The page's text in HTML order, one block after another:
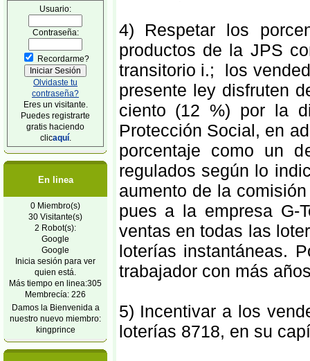
Usuario:
Contraseña:
Recordarme?
Olvidaste tu
contraseña?
Eres un visitante.
Puedes registrarte
gratis haciendo
clicaquí.
En linea
0 Miembro(s)
30 Visitante(s)
2 Robot(s):
Google
Google
Inicia sesión para ver
quien está.
Más tiempo en linea:305
Membrecía: 226
Damos la Bienvenida a
nuestro nuevo miembro:
kingprince
4) Respetar los
productos de la JPS
transitorio i.; los
presente ley disfruten
ciento (12 %) por la
Protección Social, en
porcentaje como un
regulados según lo
aumento de la
pues a la empresa G-
ventas en todas las
loterías instantáneas.
trabajador con más
5) Incentivar a los
loterías 8718, en su